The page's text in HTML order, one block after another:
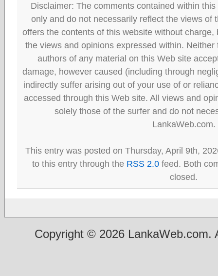
Disclaimer: The comments contained within
only and do not necessarily reflect the views of
offers the contents of this website without
the views and opinions expressed within.
authors of any material on this Web site
damage, however caused (including through
indirectly suffer arising out of your use of or
accessed through this Web site. All views and
solely those of the surfer and do not
LankaWeb.com.
This entry was posted on Thursday, April 9th,
to this entry through the RSS 2.0feed. Both
closed.
Copyright © 2026 LankaWeb.com.